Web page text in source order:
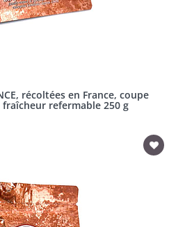
récoltées en France, coupe
fraîcheur refermable 250 g